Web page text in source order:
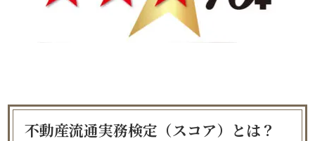
不動産流通実務検定（スコア）とは？